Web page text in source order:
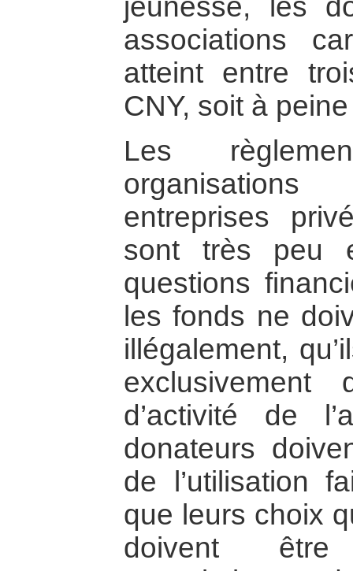
jeunesse, les
associations
atteint entre
CNY, soit à
Les
entreprises
sont très peu
questions
les fonds ne
illégalement,
exclusivement
d’activité de
donateurs
de l’utilisation
que leurs choix
doivent